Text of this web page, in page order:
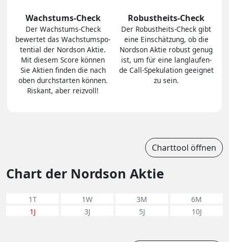
Wachstums-Check
Der Wachs­tums-Check
bewertet das Wachs­tums­po­
ten­tial der Nordson Aktie.
Mit diesem Score können
Sie Aktien finden die nach
oben durch­star­ten können.
Riskant, aber reiz­voll!
Robustheits-Check
Der Robust­heits-Check gibt
eine Ein­schät­zung, ob die
Nordson Aktie robust genug
ist, um für eine lang­lau­fen­
de Call-Spe­ku­la­tion ge­eig­net
zu sein.
Chart der Nordson Aktie
Charttool öffnen
1T 1W 3M
6M
1J
3J 5J 10J